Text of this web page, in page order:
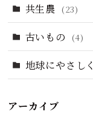
共生農 (23)
古いもの (4)
地球にやさしく
アーカイブ